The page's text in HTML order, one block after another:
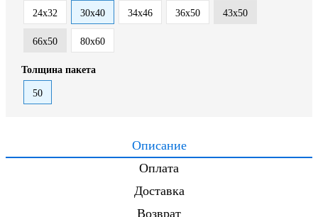
24х32 30x40 34х46 36х50 43х50
66х50 80х60
Толщина пакета
50
Описание
Оплата
Доставка
Возврат